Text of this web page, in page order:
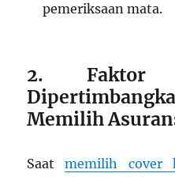
pemeriksaan mata.
2. Faktor
Memilih
Saatmemilih cover